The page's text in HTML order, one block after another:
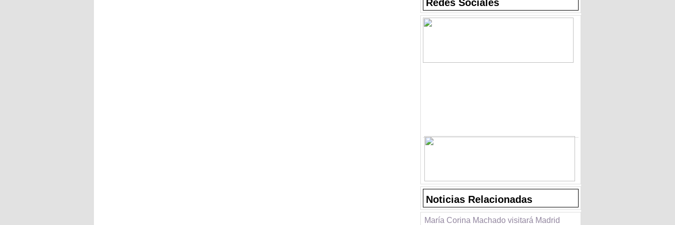
Redes Sociales
Noticias Relacionadas
María Corina Machado visitará Madrid